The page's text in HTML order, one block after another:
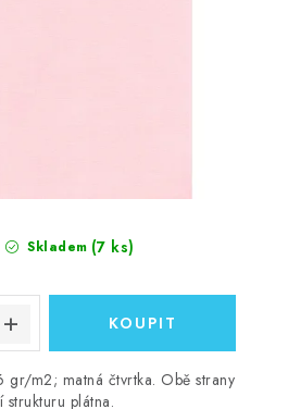
Skladem (7 ks)
m2; matná čtvrtka. Obě strany
strukturu plátna.